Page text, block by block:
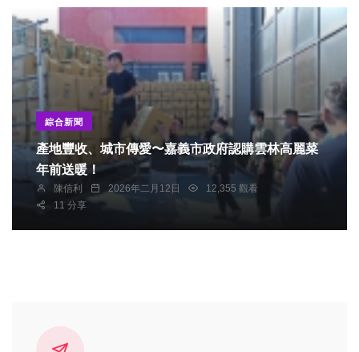
綜合新聞
產地豐收、城市傳愛〜嘉義市政府認購雲林高麗菜
年前送暖！
陳信利 2026年二月12日
12,355 觀看
11 分享